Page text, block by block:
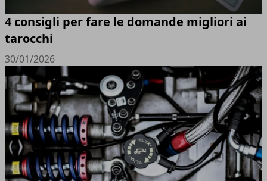
4 consigli per fare le domande migliori ai
tarocchi
30/01/2026